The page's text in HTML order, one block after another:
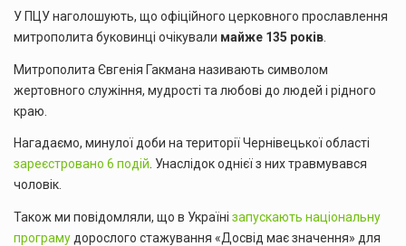
У ПЦУ наголошують, що офіційного церковного прославлення
митрополита буковинці очікували майже 135 років
Митрополита Євгенія Гакмана називають символом
жертовного служіння, мудрості та любові до людей і рідного
краю.
Нагадаємо, минулої доби на території Чернівецької області
зареєстровано 6 подій. Унаслідок однієї з них травмувався
чоловік.
Також ми повідомляли, що в Україні запускають національну
програму дорослого стажування «Досвід має значення» для